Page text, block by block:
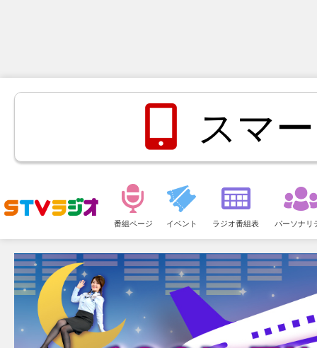
スマ
ュ
ー
番組ページ イベント ラジオ番組表 パーソナリ